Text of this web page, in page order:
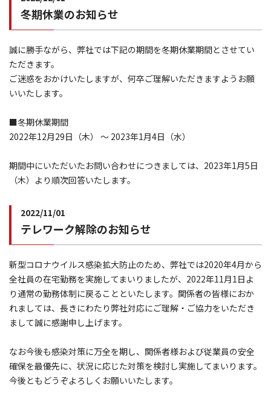
冬期休業のお知らせ
誠に勝手ながら、弊社では下記の期間を冬期休業期間とさせてい
ただきます。
ご迷惑をおかけいたしますが、何卒ご理解いただきますようお願
いいたします。
■冬期休業期間
2022年12月29日（木） ～ 2023年1月4日（水）
期間中にいただいたお問い合わせにつきましては、2023年1月5日
（木）より順次回答いたします。
2022/11/01
テレワーク解除のお知らせ
新型コロナウイルス感染拡大防止のため、弊社では2020年4月から
全社員の在宅勤務を実施してまいりましたが、2022年11月1日よ
り通常の勤務体制に戻ることといたします。関係者の皆様におか
れましては、長きにわたり弊社対応にご理解・ご協力をいただき
まして誠に感謝申し上げます。
なお今後も感染対策に万全を期し、関係者様および従業員の安全
確保を最優先に、状況に応じた対策を検討し実施してまいります。
今後ともどうぞよろしくお願いいたします。